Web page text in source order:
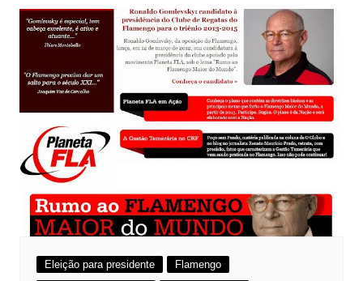
Eleição para presidente
Flamengo